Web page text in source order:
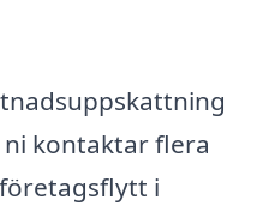
kontaktar flera
i